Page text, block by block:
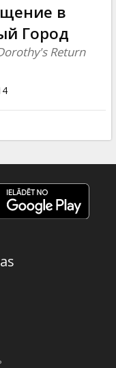
в
Город
Return